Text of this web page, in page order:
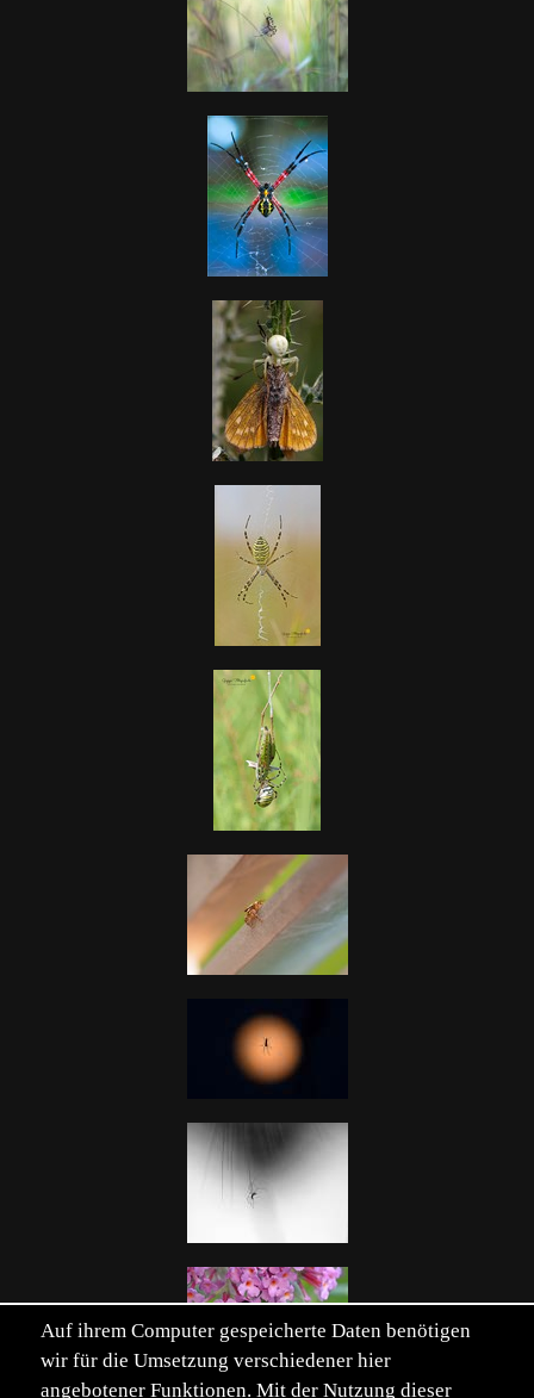
Auf ihrem Computer gespeicherte Daten benötigen
wir für die Umsetzung verschiedener hier
angebotener Funktionen. Mit der Nutzung dieser